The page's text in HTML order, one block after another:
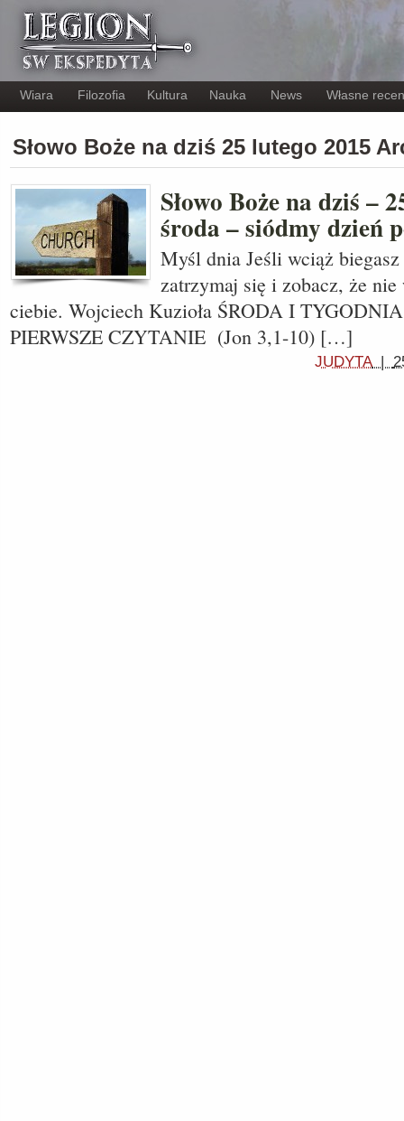
Wiara Filozofia Kultura Nauka News Własne
Słowo Boże na dziś 25 lutego 2015
Słowo Boże na dziś –
środa – siódmy dzień
Myśl dnia Jeśli wciąż
zatrzymaj się i zobacz, że
ciebie. Wojciech Kuzioła ŚRODA I
PIERWSZE CZYTANIE (Jon 3,1-10) […]
JUDYTA|